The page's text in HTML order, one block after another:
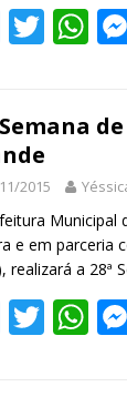
F
ac
b
o
o
k
T
w
er
W
h
s
p
p
Semana
2015
Municipal
e em parceria
realizará a 28ª
F
ac
T
w
W
h